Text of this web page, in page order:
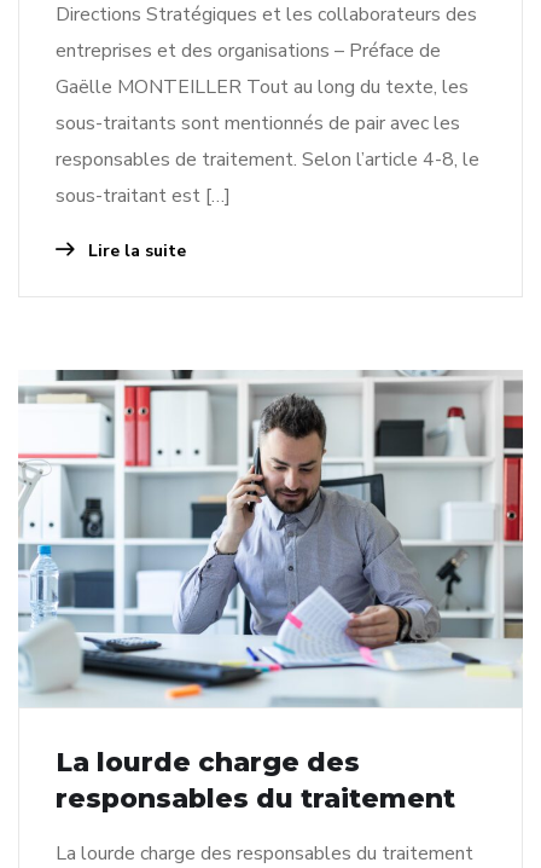
Directions Stratégiques et les collaborateurs des
entreprises et des organisations – Préface de
Gaëlle MONTEILLER Tout au long du texte, les
sous-traitants sont mentionnés de pair avec les
responsables de traitement. Selon l’article 4-8, le
sous-traitant est […]
Lire la suite
La lourde charge des
responsables du traitement
La lourde charge des responsables du traitement